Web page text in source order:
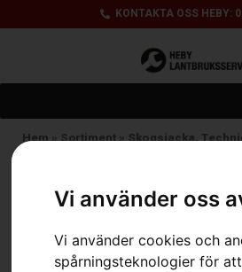
Vi använder oss
Vi använder cookies och
spårningsteknologier för
KONTAKTA OSS HEBY:
Hem»Sortiment»Skogsjacka,